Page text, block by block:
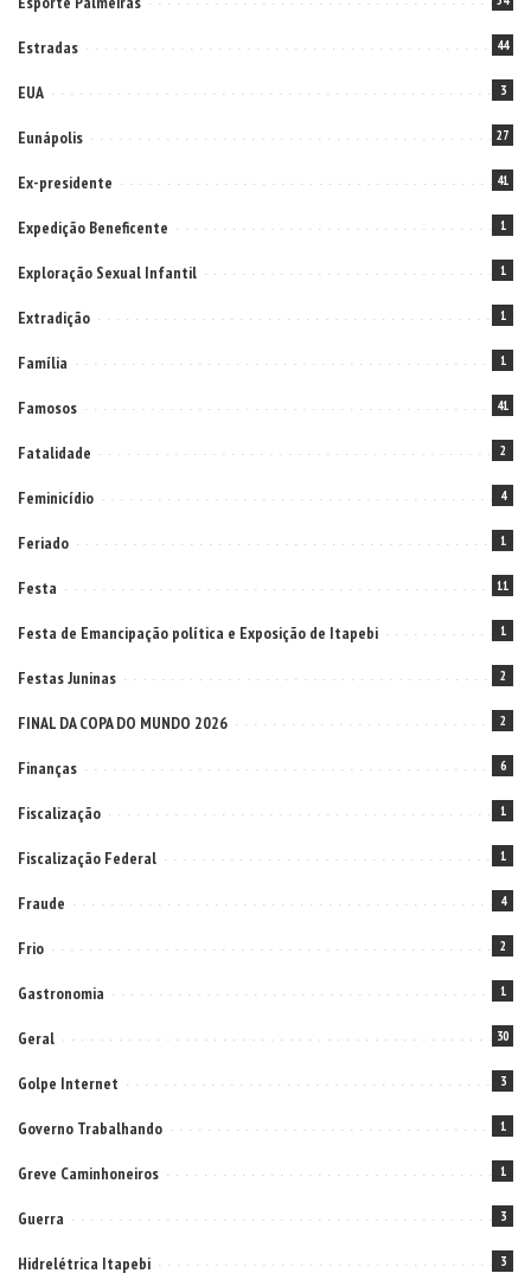
Estradas 44
EUA 3
Eunápolis 27
Ex-presidente 41
Expedição Beneficente 1
Exploração Sexual Infantil 1
Extradição 1
Família 1
Famosos 41
Fatalidade 2
Feminicídio 4
Feriado 1
Festa 11
Festa de Emancipação política e Exposição de Itapebi 1
Festas Juninas 2
FINAL DA COPA DO MUNDO 2026 2
Finanças 6
Fiscalização 1
Fiscalização Federal 1
Fraude 4
Frio 2
Gastronomia 1
Geral 30
Golpe Internet 3
Governo Trabalhando 1
Greve Caminhoneiros 1
Guerra 3
Hidrelétrica Itapebi 3